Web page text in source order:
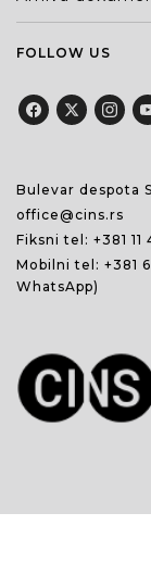
FOLLOW US
Bulevar despota
office@cins.rs
Fiksni tel: +381 11
Mobilni tel: +381
WhatsApp)